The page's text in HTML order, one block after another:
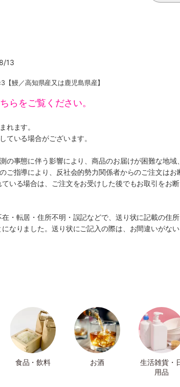
13
鰻／高知県産又は鹿児島県産】
らをご覧ください。
れます。
ている場合がございます。
の事態に伴う影響により、商品のお届けが困難な地域
ご指導により、反社会的勢力関係者からのご注文は
いる場合は、ご注文をお受けした後でもお取引をお
・転居・住所不明・誤記などで、送り状に記載の住
なりました。送り状にご記入の際は、お間違いがな
食品・飲料 お酒
生活雑貨・
用品